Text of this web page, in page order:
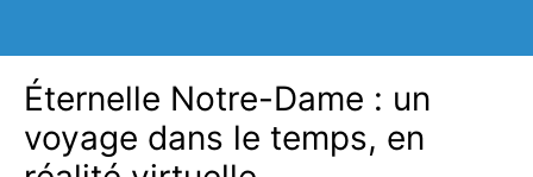
Éternelle Notre-Dame : un
voyage dans le temps, en